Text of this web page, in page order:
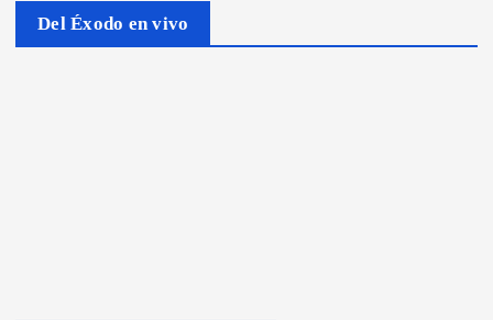
Del Éxodo en vivo